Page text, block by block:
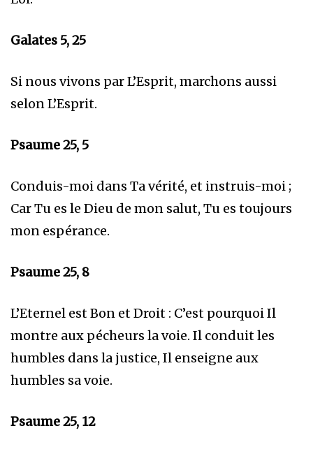
Galates 5, 25
Si nous vivons par L’Esprit, marchons aussi
selon L’Esprit.
Psaume 25, 5
Conduis-moi dans Ta vérité, et instruis-moi ;
Car Tu es le Dieu de mon salut, Tu es toujours
mon espérance.
Psaume 25, 8
L’Eternel est Bon et Droit : C’est pourquoi Il
montre aux pécheurs la voie. Il conduit les
humbles dans la justice, Il enseigne aux
humbles sa voie.
Psaume 25, 12